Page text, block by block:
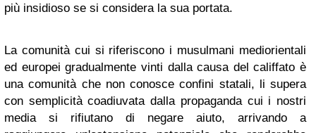
più insidioso se si considera la sua portata.
La comunità cui si riferiscono i musulmani mediorientali
ed europei gradualmente vinti dalla causa del califfato è
una comunità che non conosce confini statali, li supera
con semplicità coadiuvata dalla propaganda cui i nostri
media si rifiutano di negare aiuto, arrivando a